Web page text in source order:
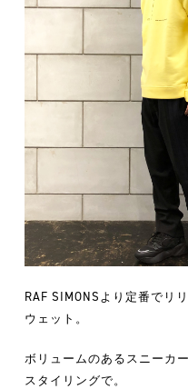
RAF SIMONSより定番でリ
ウェット。
ボリュームのあるスニーカ
スタイリングで。